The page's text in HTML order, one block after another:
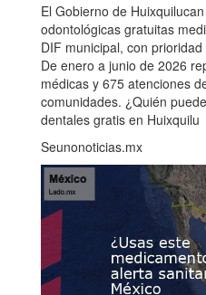
El Gobierno de
odontológicas gratuitas
DIF municipal, con
De enero a junio de 2026
médicas y 675 atenciones
comunidades. ¿Quién
dentales gratis en Huixquilu
Seunonoticias.mx